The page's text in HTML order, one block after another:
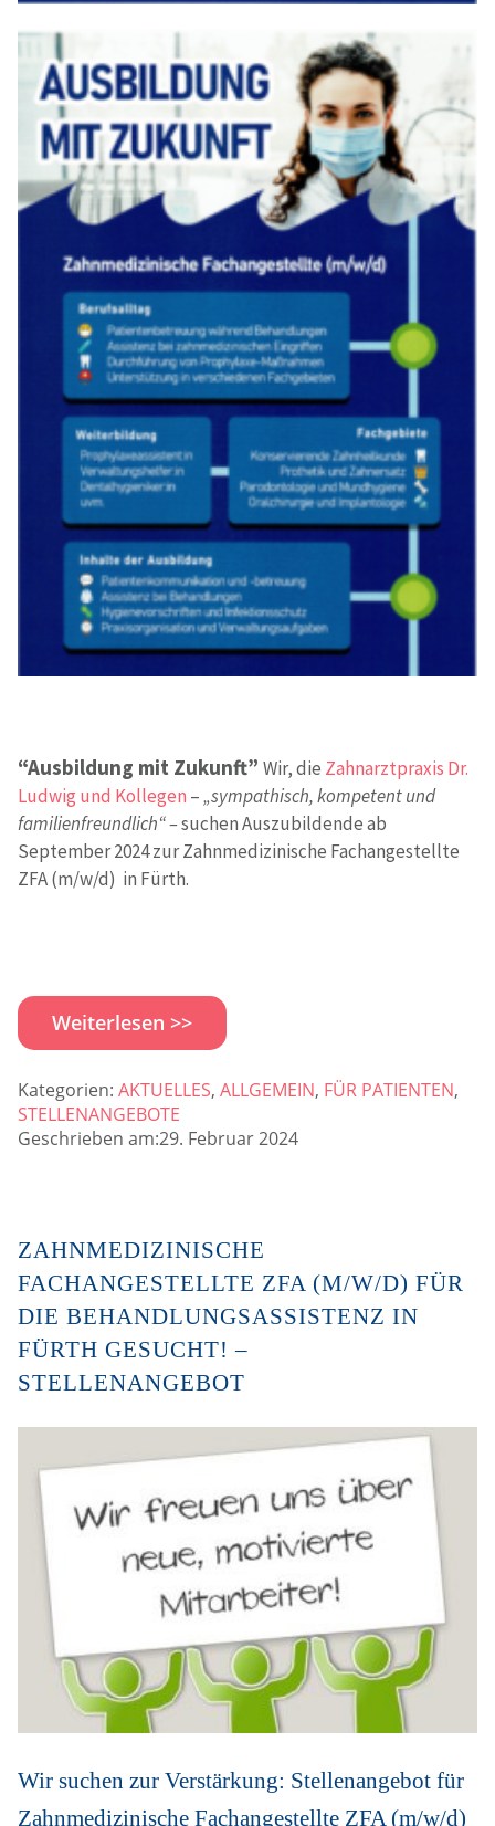
“Ausbildung mit Zukunft” Wir, die Zahnarztpraxis Dr.
Ludwig und Kollegen –„sympathisch, kompetent und
familienfreundlich“ –suchen Auszubildende ab
September 2024 zur Zahnmedizinische Fachangestellte
ZFA (m/w/d) in Fürth.
Weiterlesen >>
Kategorien: AKTUELLES, ALLGEMEIN, FÜR PATIENTEN,
STELLENANGEBOTE
Geschrieben am:29. Februar 2024
ZAHNMEDIZINISCHE
FACHANGESTELLTE ZFA (M/W/D) FÜR
DIE BEHANDLUNGSASSISTENZ IN
FÜRTH GESUCHT! –
STELLENANGEBOT
Wir suchen zur Verstärkung: Stellenangebot für
Zahnmedizinische Fachangestellte ZFA (m/w/d)